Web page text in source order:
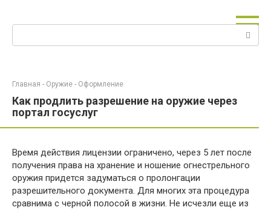
Главная - Оружие - Оформление
Как продлить разрешение на оружие через
портал госуслуг
Время действия лицензии ограничено, через 5 лет после
получения права на хранение и ношение огнестрельного
оружия придется задуматься о пролонгации
разрешительного документа. Для многих эта процедура
сравнима с черной полосой в жизни. Не исчезли еще из